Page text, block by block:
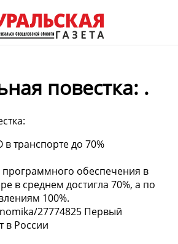
повестка: .
транспорте до 70%
программного обеспечения в
в среднем достигла 70%, а по
100%.
27774825 Первый
в России